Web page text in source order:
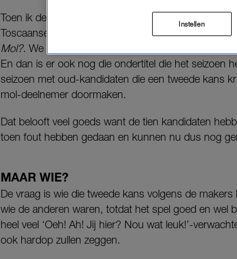
Toen ik de
Toscaanse Val d’Orcia tuffen om ons allemaal
Mol?. We zien een shot van Florence. We zien
En dan is er ook nog die ondertitel die het seizoen
seizoen met oud-kandidaten die een tweede kans
mol-deelnemer doormaken.
Dat belooft veel goeds want de tien kandidaten
toen fout hebben gedaan en kunnen nu dus nog
MAAR WIE?
De vraag is wie die tweede kans volgens de
wie de anderen waren, totdat het spel goed en wel
heel veel ‘Oeh! Ah! Jij hier? Nou wat leuk!’-
ook hardop zullen zeggen.
Instellen